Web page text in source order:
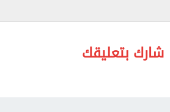
من التعامل مع الملفات الشائكة
والعمل على إيجاد حلول جذرية
شارك بتعليقك